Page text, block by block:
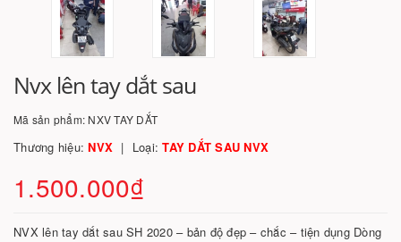
Nvx lên tay dắt sau
Mã sản phẩm: NXV TAY DẮT
Thương hiệu:NVX Loại:TAY DẮT SAU NVX
1.500.000₫
NVX lên tay dắt sau SH 2020 – bản độ đẹp – chắc – tiện dụng Dòng